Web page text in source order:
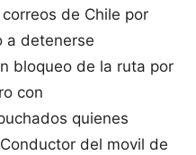
de Chile por
a detenerse
bloqueo de la ruta por
con
quienes
del movil de